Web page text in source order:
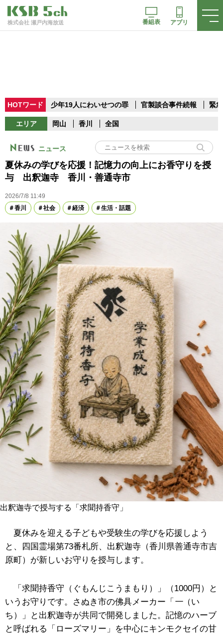
株式会社 瀬戸内海放送 番組表 アプリ
HOTワード 少年19人にわいせつの罪 官製談合事件続報 緊
エリア 岡山 香川 全国
ニュース
夏休みの学びを応援！記憶力の向上にお香守りを授
与 出釈迦寺 香川・善通寺市
2026/7/8 11:49
香川
社会 経済 生活・話題
出釈迦寺で授与する「求聞持香守」
夏休みを迎える子どもや受験生の学びを応援しよう
と、
四国霊場第73番札所、出釈迦寺（香川県善通寺市吉
原町）が新しいお守りを授与します。
「求聞持香守（ ぐもんじこうまもり）
」（1000円）と
いうお守りです。
さぬき市の佛具メーカー 「 一（い
ち）」と出釈迦寺が共同で開発しました。 記憶のハーブ
と呼ばれる「ローズマリー」を中心にキンモクセイの甘